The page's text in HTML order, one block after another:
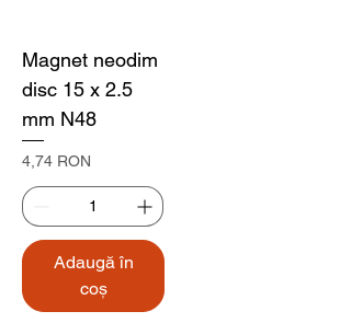
Magnet neodim
disc 15 x 2.5
mm N48
Preț
4,74 RON
Adaugă în
coș